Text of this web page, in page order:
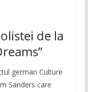
de la
german Culture
Sanders care